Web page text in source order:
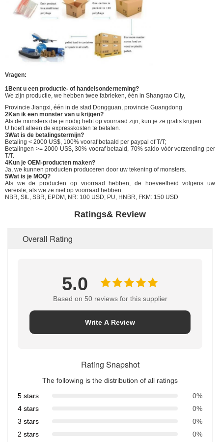
Vragen:
1Bent u een productie- of handelsonderneming?
We zijn productie, we hebben twee fabrieken, één in Shangrao City,
Provincie Jiangxi, één in de stad Dongguan, provincie Guangdong
2Kan ik een monster van u krijgen?
Als de monsters die je nodig hebt op voorraad zijn, kun je ze gratis krijgen.
U hoeft alleen de expresskosten te betalen.
3Wat is de betalingstermijn?
Betaling < 2000 US$, 100% vooraf betaald per paypal of T/T;
Betalingen >= 2000 US$, 30% vooraf betaald, 70% saldo vóór verzending per
T/T.
4Kun je OEM-producten maken?
Ja, we kunnen producten produceren door uw tekening of monsters.
5Wat is je MOQ?
Als we de producten op voorraad hebben, de hoeveelheid volgens uw
vereiste, als we ze niet op voorraad hebben:
NBR, SIL, SBR, EPDM, NR: 100 USD; PU, HNBR, FKM: 150 USD
Ratings& Review
Overall Rating
5.0
Based on 50 reviews for this supplier
Write A Review
Rating Snapshot
The following is the distribution of all ratings
5 stars
0%
4 stars
0%
3 stars
0%
2 stars
0%